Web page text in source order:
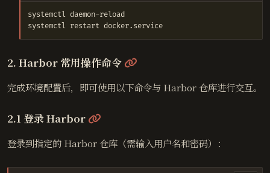
2. Harbor 常用操作命令 @
完成环境配置后，即可使用以下命令与 Harbor 仓库进行交互。
2.1 登录 Harbor @
登录到指定的 Harbor 仓库（需输入用户名和密码）：